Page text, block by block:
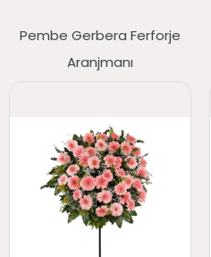
Pembe Gerbera Ferforje
Aranjmanı